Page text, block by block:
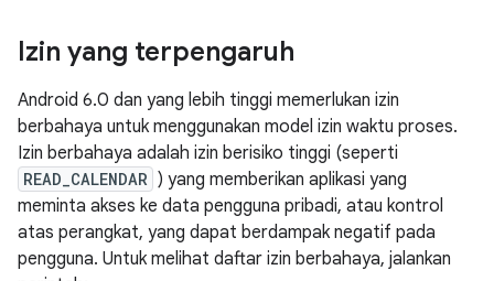
Izin yang terpengaruh
Android 6.0 dan yang lebih tinggi memerlukan izin
berbahaya untuk menggunakan model izin waktu proses.
Izin berbahaya adalah izin berisiko tinggi (seperti
READ_CALENDAR ) yang memberikan aplikasi yang
meminta akses ke data pengguna pribadi, atau kontrol
atas perangkat, yang dapat berdampak negatif pada
pengguna. Untuk melihat daftar izin berbahaya, jalankan